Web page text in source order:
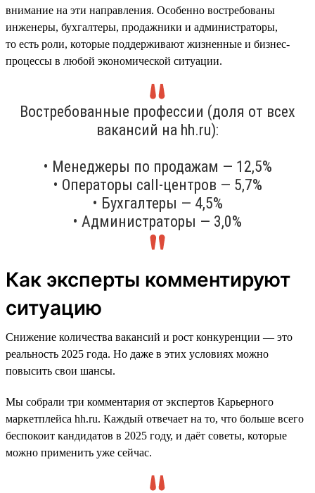
внимание на эти направления. Особенно востребованы
инженеры, бухгалтеры, продажники и администраторы,
то есть роли, которые поддерживают жизненные и бизнес-
процессы в любой экономической ситуации.
Востребованные профессии (доля от всех
вакансий на hh.ru):
• Менеджеры по продажам — 12,5%
• Операторы call-центров — 5,7%
• Бухгалтеры — 4,5%
• Администраторы — 3,0%
Как эксперты комментируют
ситуацию
Снижение количества вакансий и рост конкуренции — это
реальность 2025 года. Но даже в этих условиях можно
повысить свои шансы.
Мы собрали три комментария от экспертов Карьерного
маркетплейса hh.ru. Каждый отвечает на то, что больше всего
беспокоит кандидатов в 2025 году, и даёт советы, которые
можно применить уже сейчас.